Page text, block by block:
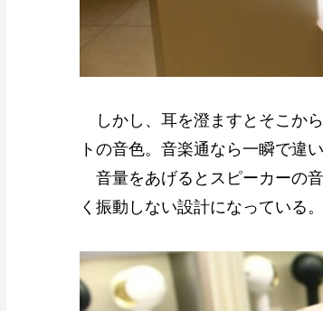
しかし、耳を澄ますとそこか
トの音色。音楽通なら一瞬で違
音量をあげるとスピーカーの
く振動しない設計になっている。